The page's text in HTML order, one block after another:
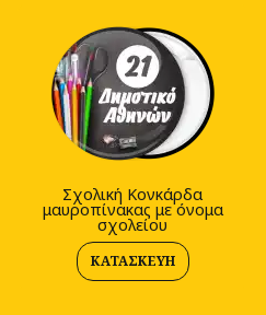
Σχολική Κονκάρδα
μαυροπίνακας με όνομα
σχολείου
ΚΑΤΑΣΚΕΥΉ